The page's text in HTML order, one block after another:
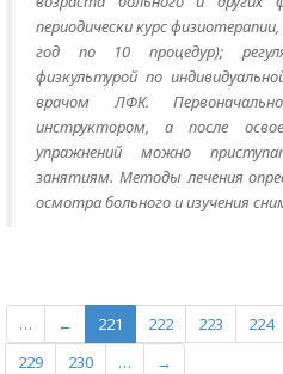
периодически курс
год по 10 процедур);
физкультурой по
врачом ЛФК.
инструктором, а после
упражнений можно
занятиям. Методы лечения
осмотра больного и изучения
… ← 221 222 223 224
229
230 … →